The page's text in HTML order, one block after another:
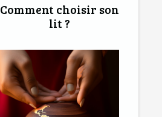
Comment choisir son
lit ?